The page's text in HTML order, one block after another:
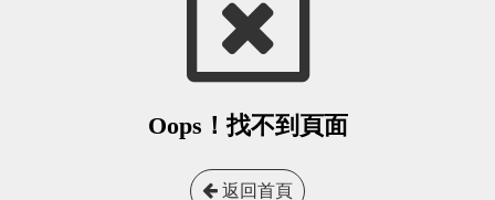
Oops！找不到頁面
返回首頁